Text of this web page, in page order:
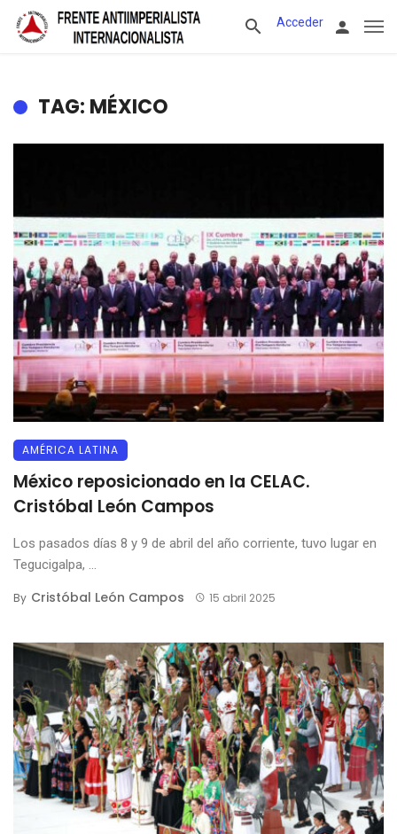
Acceder
TAG: MÉXICO
AMÉRICA LATINA
México reposicionado en la CELAC.
Cristóbal León Campos
Los pasados días 8 y 9 de abril del año corriente, tuvo lugar en
Tegucigalpa, ...
By Cristóbal León Campos 15 abril 2025